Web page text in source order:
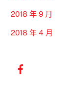
2018 年 9 月
2018 年 4 月